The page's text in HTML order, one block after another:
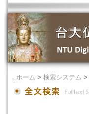
． ホーム > 検索システム >